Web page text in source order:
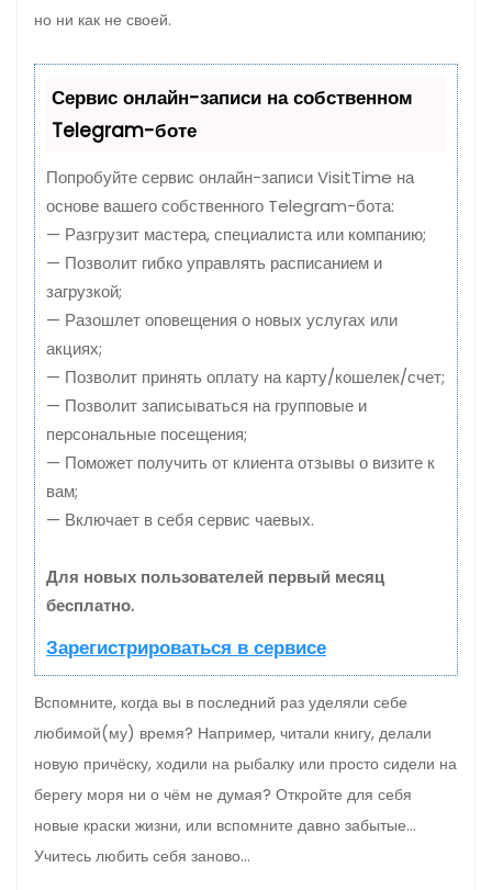
но ни как не своей.
Сервис онлайн-записи на собственном
Telegram-боте
Попробуйте сервис онлайн-записи VisitTime на
основе вашего собственного Telegram-бота:
— Разгрузит мастера, специалиста или компанию;
— Позволит гибко управлять расписанием и
загрузкой;
— Разошлет оповещения о новых услугах или
акциях;
— Позволит принять оплату на карту/кошелек/счет;
— Позволит записываться на групповые и
персональные посещения;
— Поможет получить от клиента отзывы о визите к
вам;
— Включает в себя сервис чаевых.
Для новых пользователей первый месяц
бесплатно.
Зарегистрироваться в сервисе
Вспомните, когда вы в последний раз уделяли себе
любимой(му) время? Например, читали книгу, делали
новую причёску, ходили на рыбалку или просто сидели на
берегу моря ни о чём не думая? Откройте для себя
новые краски жизни, или вспомните давно забытые…
Учитесь любить себя заново…